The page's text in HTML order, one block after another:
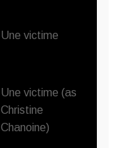
Une victime
Une victime (as
Christine
Chanoine)